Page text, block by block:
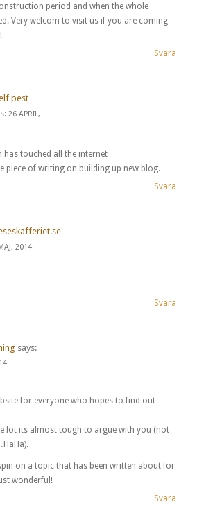
period and when the whole
Very welcom to visit us if you are coming
Svara
pest
26 APRIL,
has touched all the internet
piece of writing on building up new blog.
Svara
2014
Svara
says:
for everyone who hopes to find out
lot its almost tough to argue with you (not
on a topic that has been written about for
wonderful!
Svara